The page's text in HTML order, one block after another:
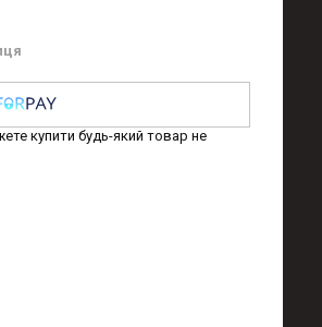
купити будь-який товар не